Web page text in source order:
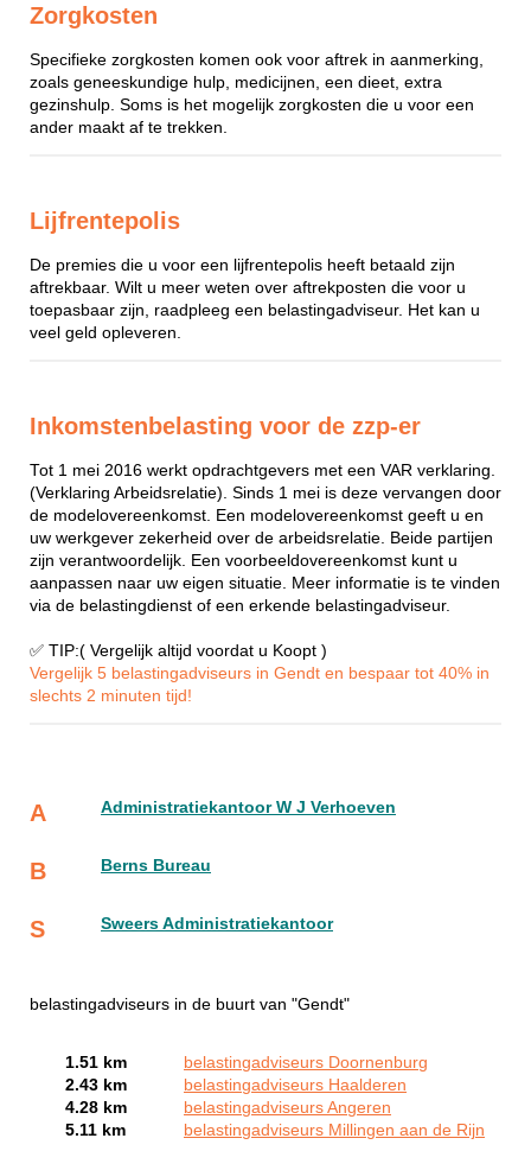
Zorgkosten
Specifieke zorgkosten komen ook voor aftrek in aanmerking,
zoals geneeskundige hulp, medicijnen, een dieet, extra
gezinshulp. Soms is het mogelijk zorgkosten die u voor een
ander maakt af te trekken.
Lijfrentepolis
De premies die u voor een lijfrentepolis heeft betaald zijn
aftrekbaar. Wilt u meer weten over aftrekposten die voor u
toepasbaar zijn, raadpleeg een belastingadviseur. Het kan u
veel geld opleveren.
Inkomstenbelasting voor de zzp-er
Tot 1 mei 2016 werkt opdrachtgevers met een VAR verklaring.
(Verklaring Arbeidsrelatie). Sinds 1 mei is deze vervangen door
de modelovereenkomst. Een modelovereenkomst geeft u en
uw werkgever zekerheid over de arbeidsrelatie. Beide partijen
zijn verantwoordelijk. Een voorbeeldovereenkomst kunt u
aanpassen naar uw eigen situatie. Meer informatie is te vinden
via de belastingdienst of een erkende belastingadviseur.
✅ TIP:( Vergelijk altijd voordat u Koopt )
Vergelijk 5 belastingadviseurs in Gendt en bespaar tot 40% in
slechts 2 minuten tijd!
A Administratiekantoor W J Verhoeven
B Berns Bureau
S Sweers Administratiekantoor
belastingadviseurs in de buurt van "Gendt"
1.51 km
belastingadviseurs Doornenburg
2.43 km
belastingadviseurs Haalderen
4.28 km
belastingadviseurs Angeren
5.11 km
belastingadviseurs Millingen aan de Rijn